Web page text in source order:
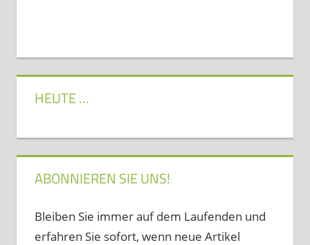
HEUTE …
ABONNIEREN SIE UNS!
Bleiben Sie immer auf dem Laufenden und
erfahren Sie sofort, wenn neue Artikel